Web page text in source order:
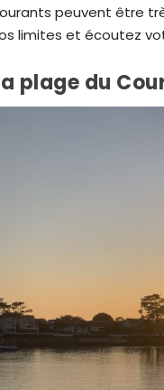
peuvent être
limites et écoutez
plage du